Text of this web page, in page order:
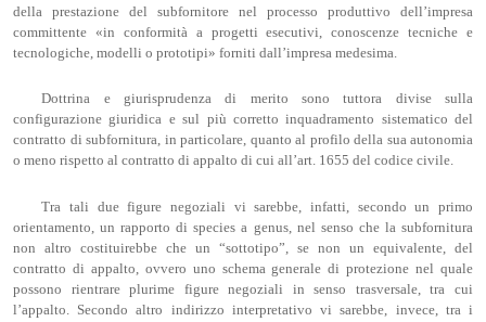
della prestazione del subfornitore nel processo produttivo dell’impresa
committente «in conformità a progetti esecutivi, conoscenze tecniche e
tecnologiche, modelli o prototipi» forniti dall’impresa medesima.
Dottrina e giurisprudenza di merito sono tuttora divise sulla
configurazione giuridica e sul più corretto inquadramento sistematico del
contratto di subfornitura, in particolare, quanto al profilo della sua autonomia
o meno rispetto al contratto di appalto di cui all’art. 1655 del codice civile.
Tra tali due figure negoziali vi sarebbe, infatti, secondo un primo
orientamento, un rapporto di species a genus, nel senso che la subfornitura
non altro costituirebbe che un “sottotipo”, se non un equivalente, del
contratto di appalto, ovvero uno schema generale di protezione nel quale
possono rientrare plurime figure negoziali in senso trasversale, tra cui
l’appalto. Secondo altro indirizzo interpretativo vi sarebbe, invece, tra i